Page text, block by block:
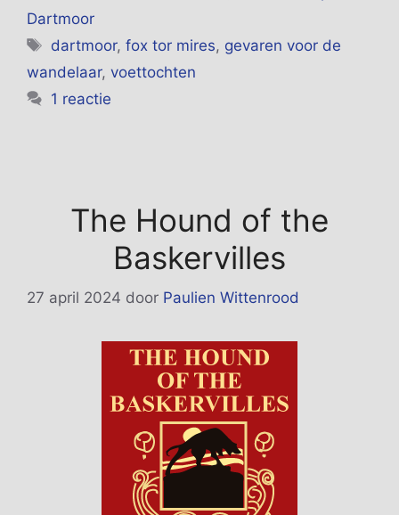
Dartmoor
Tags
dartmoor,fox tor mires, gevaren voor de
wandelaar, voettochten
1 reactie
The Hound of the
Baskervilles
27 april 2024 door Paulien Wittenrood